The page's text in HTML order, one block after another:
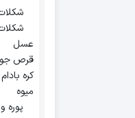
عسل
قرص
کره
میوه
پوره